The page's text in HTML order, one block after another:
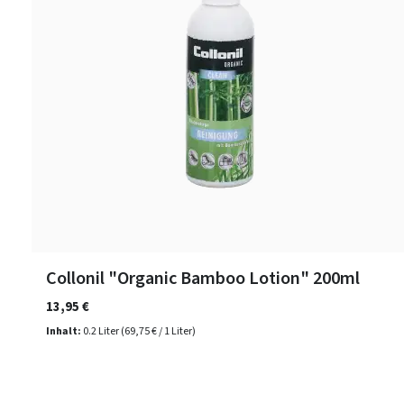
Collonil "Organic Bamboo Lotion" 200ml
Inhalt: 0.2 Liter(69,75 € / 1 Liter)
13,95 €